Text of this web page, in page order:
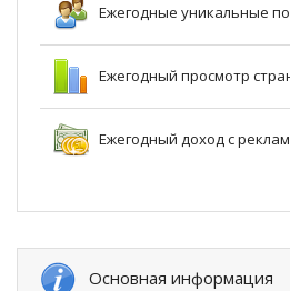
Ежегодные уникальные
Ежегодный просмотр
Ежегодный доход с
Основная информация